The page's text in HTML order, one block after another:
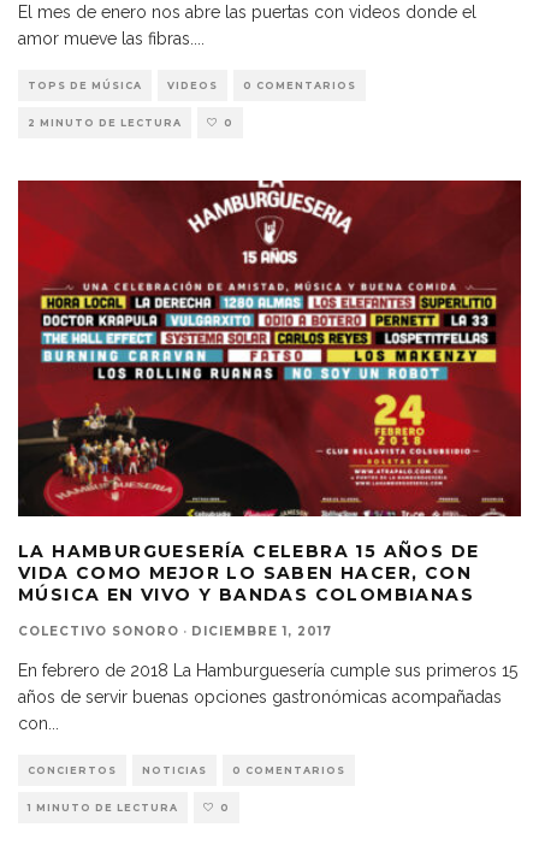
El mes de enero nos abre las puertas con videos donde el
amor mueve las fibras.
TOPS DE MÚSICA VIDEOS 0 COMENTARIOS
2 MINUTO DE LECTURA 0
LA HAMBURGUESERÍA CELEBRA 15 AÑOS DE
VIDA COMO MEJOR LO SABEN HACER, CON
MÚSICA EN VIVO Y BANDAS COLOMBIANAS
COLECTIVO SONORO · DICIEMBRE 1, 2017
En febrero de 2018 La Hamburguesería cumple sus primeros 15
años de servir buenas opciones gastronómicas acompañadas
con
CONCIERTOS NOTICIAS 0 COMENTARIOS
1 MINUTO DE LECTURA 0